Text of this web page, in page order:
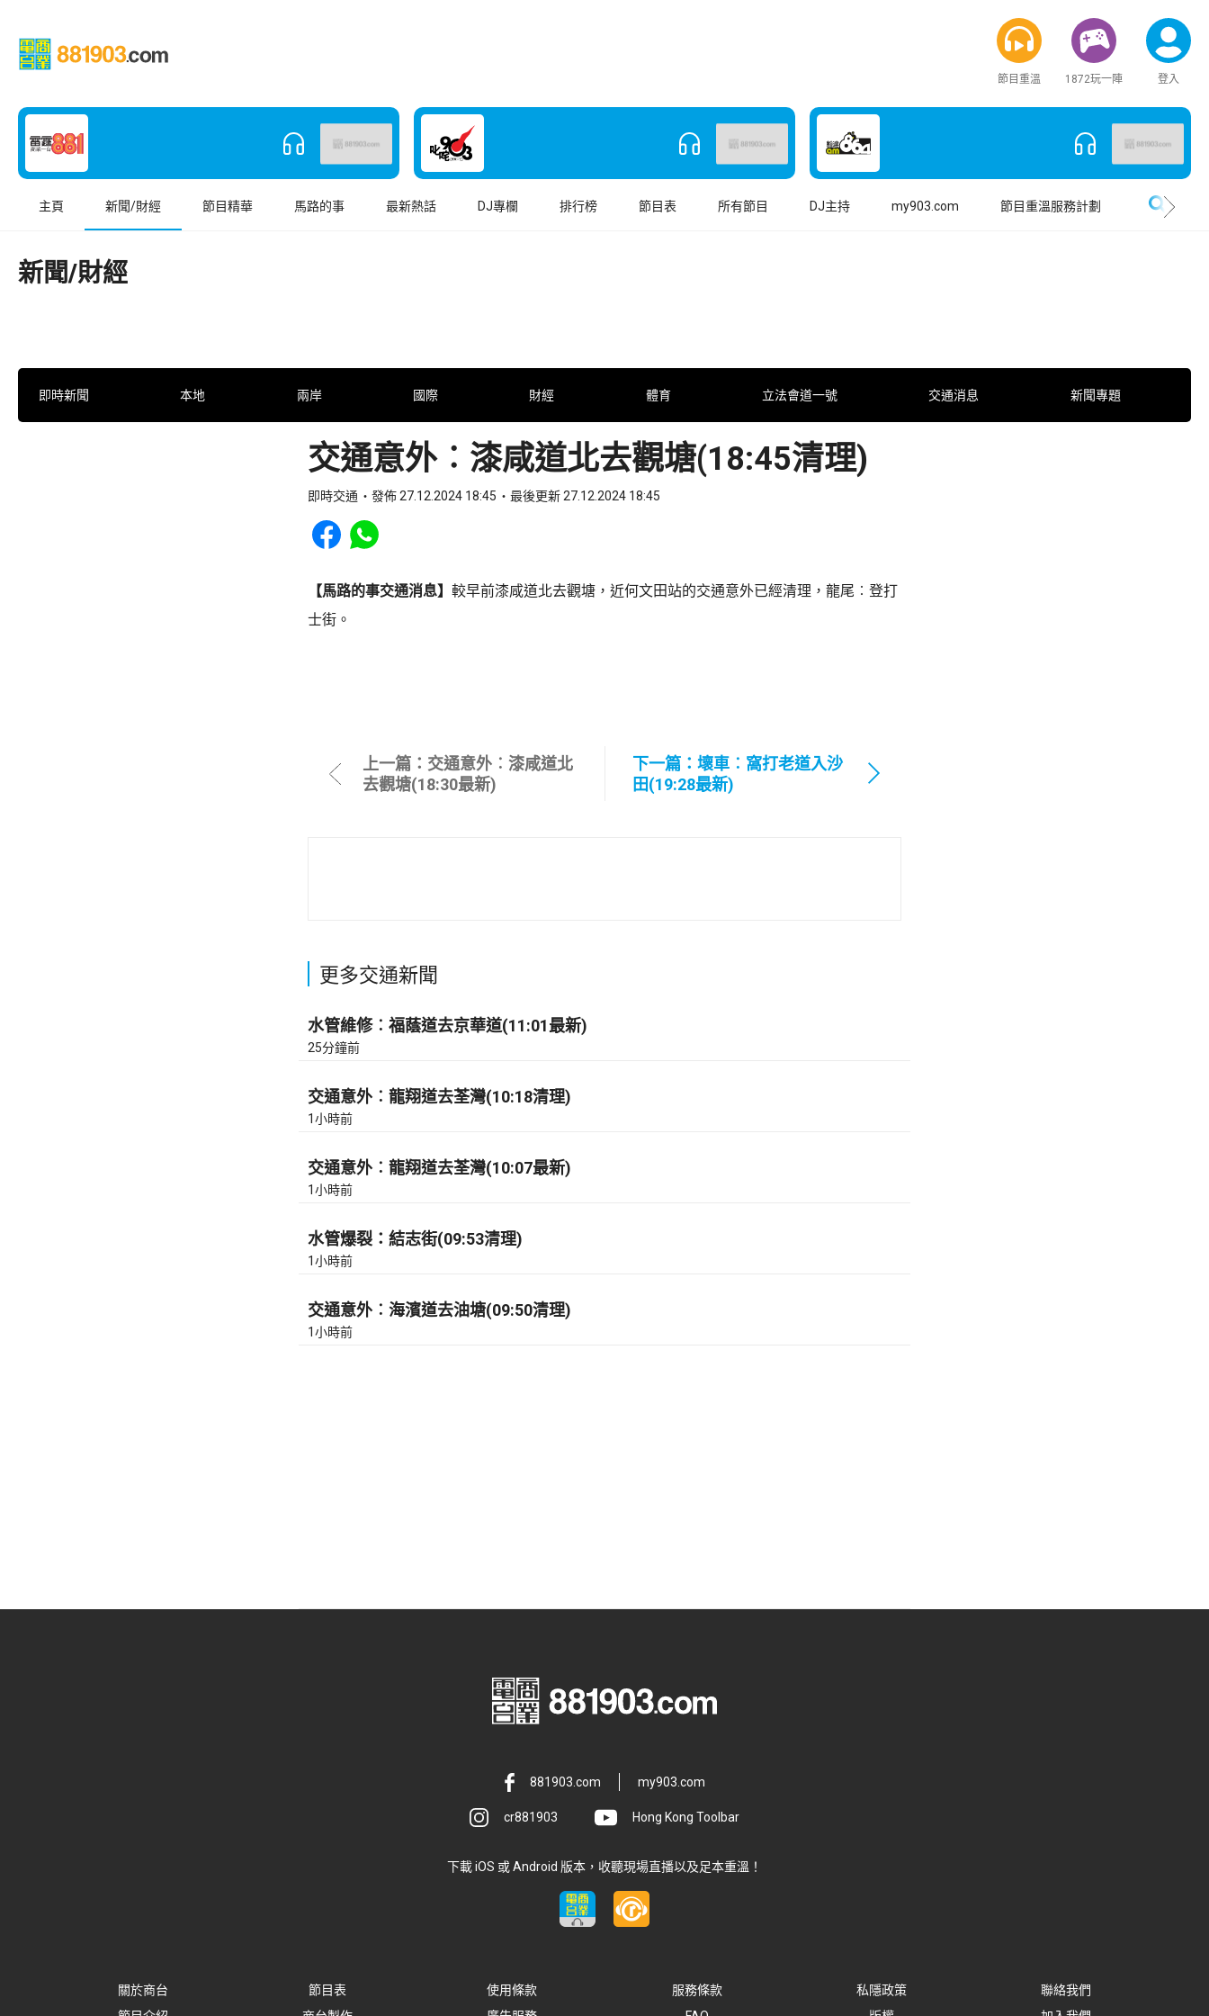
節目重溫 1872玩一陣 登入
主頁 新聞/財經 節目精華 馬路的事 最新熱話 DJ專欄 排行榜 節目表 所有節目 DJ主持 my903.com 節目重溫服務計劃
新聞/財經
即時新聞 本地 兩岸 國際 財經 體育 立法會道一號 交通消息 新聞專題
交通意外︰漆咸道北去觀塘(18:45清理)
即時交通 發佈 27.12.2024 18:45 最後更新 27.12.2024 18:45
Share to Facebook
Share to WhatsApp
【馬路的事交通消息】 較早前漆咸道北去觀塘，近何文田站的交通意外已經清理，龍尾︰登打
士街。
上一篇：交通意外︰漆咸道北
去觀塘(18:30最新)
下一篇：壞車︰窩打老道入沙
田(19:28最新)
更多交通新聞
水管維修︰福蔭道去京華道(11:01最新)
25分鐘前
交通意外︰龍翔道去荃灣(10:18清理)
1小時前
交通意外︰龍翔道去荃灣(10:07最新)
1小時前
水管爆裂：結志街(09:53清理)
1小時前
交通意外︰海濱道去油塘(09:50清理)
1小時前
881903.com my903.com
cr881903 Hong Kong Toolbar
下載 iOS 或 Android 版本，收聽現場直播以及足本重溫！
關於商台 節目表 使用條款 服務條款 私隱政策
聯絡我們